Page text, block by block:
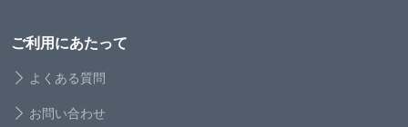
ご利用にあたって
よくある質問
お問い合わせ